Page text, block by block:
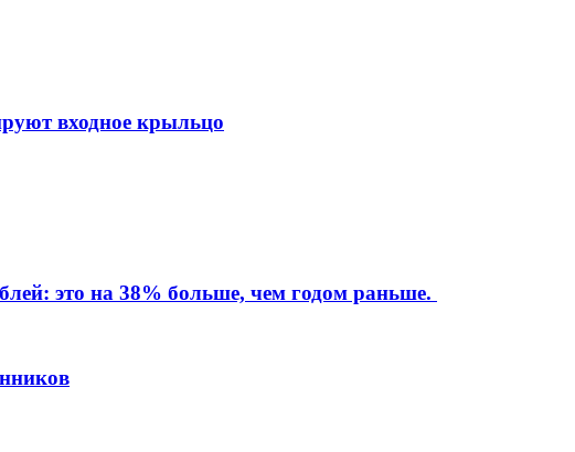
входное крыльцо
это на 38% больше, чем годом раньше.